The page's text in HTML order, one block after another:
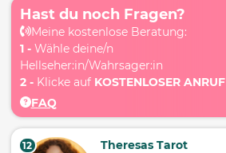
Hast du noch Fragen?
Meine kostenlose Beratung:
1 -Wähle deine/n
Hellseher:in/Wahrsager:in
2 -Klicke auf KOSTENLOSER ANRUF
FAQ
12 Theresas Tarot